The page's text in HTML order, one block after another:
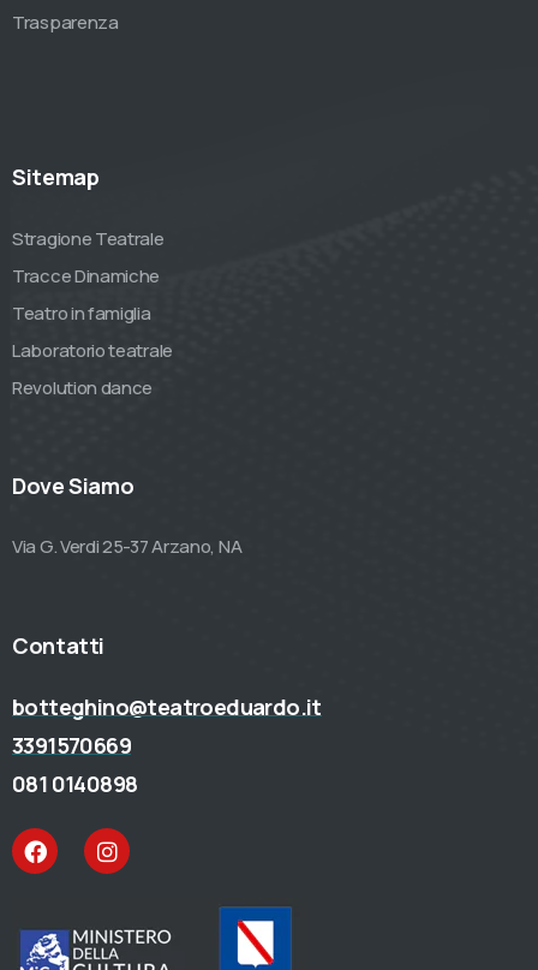
Trasparenza
Sitemap
Stragione Teatrale
Tracce Dinamiche
Teatro in famiglia
Laboratorio teatrale
Revolution dance
Dove Siamo
Via G. Verdi 25-37 Arzano, NA
Contatti
botteghino@teatroeduardo.it
3391570669
081 0140898